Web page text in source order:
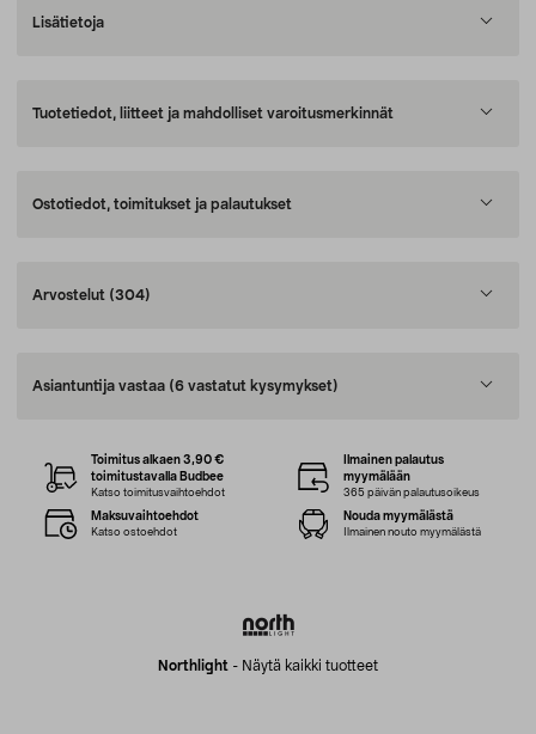
Lisätietoja
Tuotetiedot, liitteet ja mahdolliset varoitusmerkinnät
Ostotiedot, toimitukset ja palautukset
Arvostelut (304)
Asiantuntija vastaa (6 vastatut kysymykset)
Northlight - Näytä kaikki tuotteet
Toimitus alkaen 3,90 €
toimitustavalla Budbee
Katso toimitusvaihtoehdot
Ilmainen palautus
myymälään
365 päivän palautusoikeus
Maksuvaihtoehdot
Katso ostoehdot
Nouda myymälästä
Ilmainen nouto myymälästä